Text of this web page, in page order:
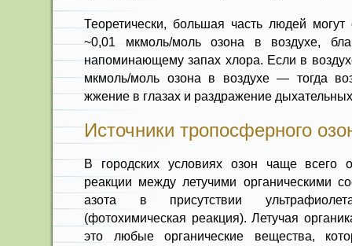
Теоретически, большая часть людей могут
~0,01 мкмоль/моль озона в воздухе,
напоминающему запах хлора. Если в
мкмоль/моль озона в воздухе — тогда
жжение в глазах и раздражение
Источники тропосферного
В городских условиях озон чаще всего
реакции между летучими органическими
азота в присутствии
(фотохимическая реакция). Летучая
это любые органические вещества,